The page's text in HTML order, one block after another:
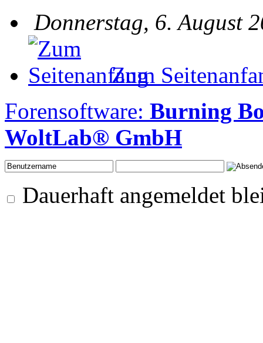
Donnerstag, 6. August
Zum
Forensoftware: Burning
WoltLab® GmbH
Dauerhaft angemeldet